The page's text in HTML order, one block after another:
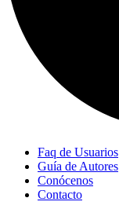
Faq de Usuarios
Guía de Autores
Conócenos
Contacto